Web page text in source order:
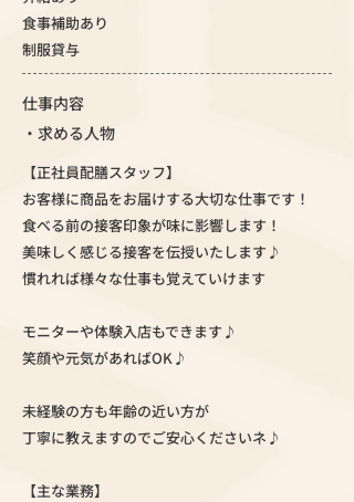
食事補助あり
制服貸与
仕事内容
・求める人物
【正社員配膳スタッフ】
お客様に商品をお届けする大切な仕事です！
食べる前の接客印象が味に影響します！
美味しく感じる接客を伝授いたします♪
慣れれば様々な仕事も覚えていけます
モニターや体験入店もできます♪
笑顔や元気があればOK♪
未経験の方も年齢の近い方が
丁寧に教えますのでご安心くださいネ♪
【主な業務】